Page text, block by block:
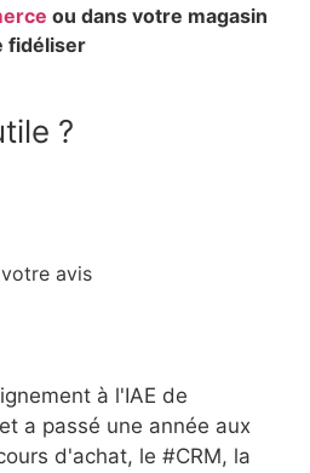
ou dans votre magasin
fidéliser
?
avis
à l'IAE de
a passé une année aux
d'achat, le #CRM, la